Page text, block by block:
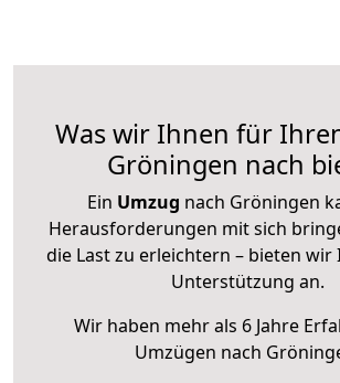
Was wir Ihnen für
Gröningen nach
Ein Umzug nach Gröningen
Herausforderungen mit sich
die Last zu erleichtern – bieten wir
Unterstützung an.
Wir haben mehr als 6 Jahre
Umzügen nach